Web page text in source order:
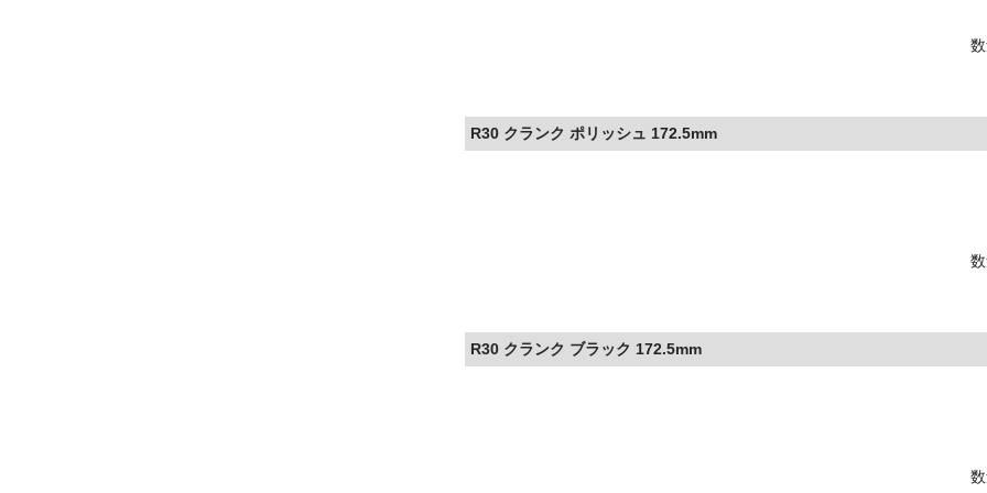
R30 クランク ポリッシュ 172.5mm
R30 クランク ブラック 172.5mm